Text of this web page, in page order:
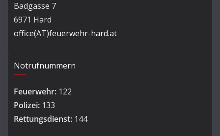
Badgasse 7
6971 Hard
office(AT)feuerwehr-hard.at
Notrufnummern
Feuerwehr: 122
Polizei: 133
Rettungsdienst: 144